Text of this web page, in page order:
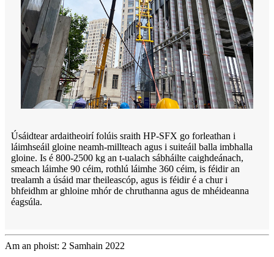
Úsáidtear ardaitheoirí folúis sraith HP-SFX go forleathan i
láimhseáil gloine neamh-millteach agus i suiteáil balla imbhalla
gloine. Is é 800-2500 kg an t-ualach sábháilte caighdeánach,
smeach láimhe 90 céim, rothlú láimhe 360 ​​céim, is féidir an
trealamh a úsáid mar theileascóp, agus is féidir é a chur i
bhfeidhm ar ghloine mhór de chruthanna agus de mhéideanna
éagsúla.
Am an phoist: 2 Samhain 2022